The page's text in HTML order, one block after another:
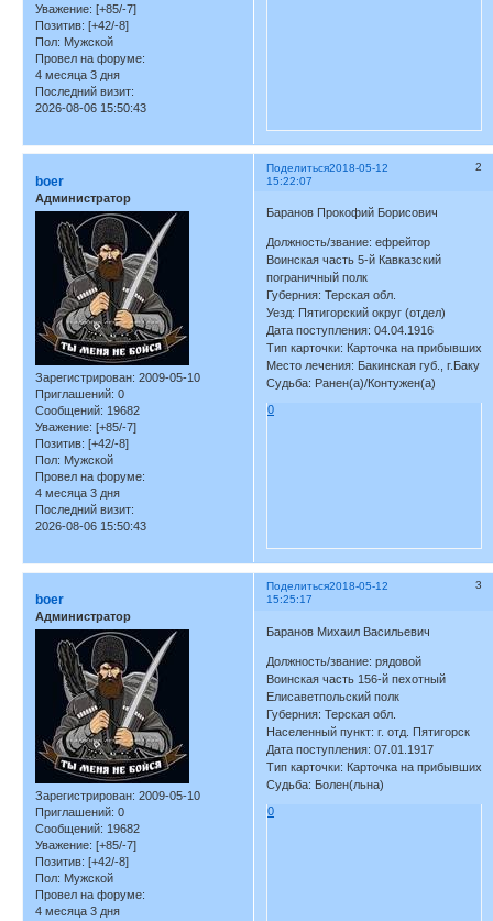
Уважение: [+85/-7]
Позитив: [+42/-8]
Пол: Мужской
Провел на форуме:
4 месяца 3 дня
Последний визит:
2026-08-06 15:50:43
Поделиться 2
2018-05-12
15:22:07
boer
Администратор
Зарегистрирован: 2009-05-10
Приглашений: 0
Сообщений: 19682
Уважение: [+85/-7]
Позитив: [+42/-8]
Пол: Мужской
Провел на форуме:
4 месяца 3 дня
Последний визит:
2026-08-06 15:50:43
Баранов Прокофий Борисович
Должность/звание: ефрейтор
Воинская часть 5-й Кавказский
пограничный полк
Губерния: Терская обл.
Уезд: Пятигорский округ (отдел)
Дата поступления: 04.04.1916
Тип карточки: Карточка на прибывших
Место лечения: Бакинская губ., г.Баку
Судьба: Ранен(а)/Контужен(а)
0
Поделиться 3
2018-05-12
15:25:17
boer
Администратор
Зарегистрирован: 2009-05-10
Приглашений: 0
Сообщений: 19682
Уважение: [+85/-7]
Позитив: [+42/-8]
Пол: Мужской
Провел на форуме:
4 месяца 3 дня
Баранов Михаил Васильевич
Должность/звание: рядовой
Воинская часть 156-й пехотный
Елисаветпольский полк
Губерния: Терская обл.
Населенный пункт: г. отд. Пятигорск
Дата поступления: 07.01.1917
Тип карточки: Карточка на прибывших
Судьба: Болен(льна)
0